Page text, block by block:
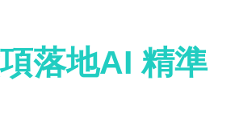
落地AI 精準